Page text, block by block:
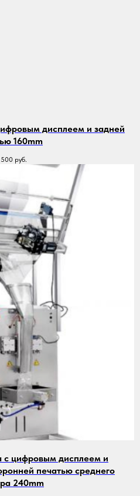
дисплеем и задней
160mm
руб.
с цифровым дисплеем и
печатью среднего
240mm